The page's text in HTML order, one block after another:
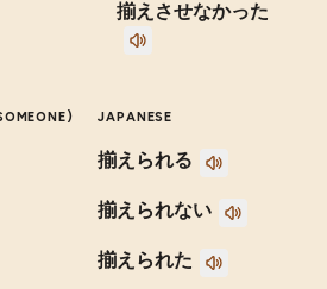
揃えさせなかった
JAPANESE
揃えられる
揃えられない
揃えられた